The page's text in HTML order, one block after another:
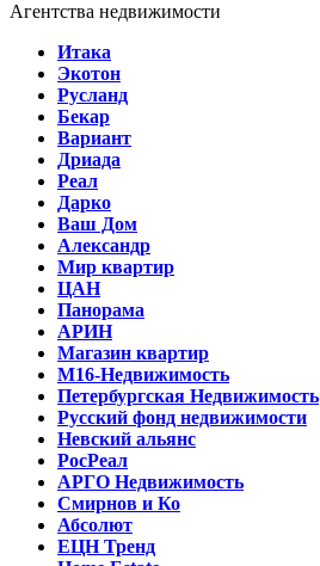
Агентства недвижимости
Итака
Экотон
Русланд
Бекар
Вариант
Дриада
Реал
Дарко
Ваш Дом
Александр
Мир квартир
ЦАН
Панорама
АРИН
Магазин квартир
М16-Недвижимость
Петербургская Недвижимость
Русский фонд недвижимости
Невский альянс
РосРеал
АРГО Недвижимость
Смирнов и Ко
Абсолют
ЕЦН Тренд